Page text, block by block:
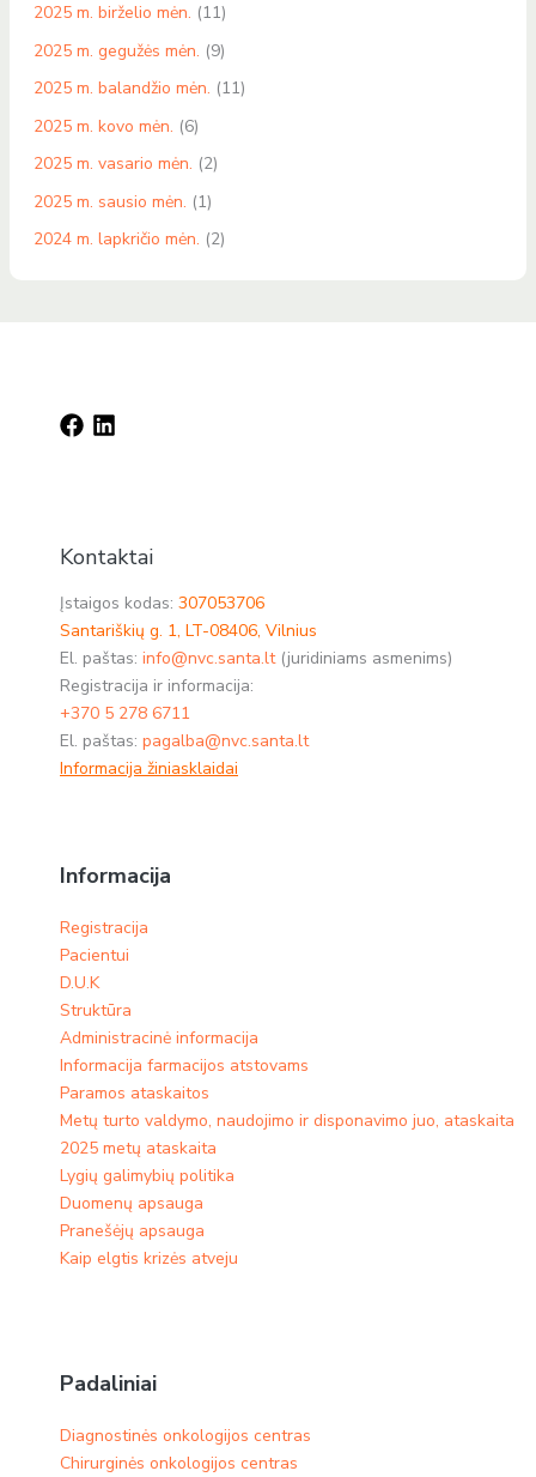
2025 m. birželio mėn. (11)
2025 m. gegužės mėn. (9)
2025 m. balandžio mėn. (11)
2025 m. kovo mėn. (6)
2025 m. vasario mėn. (2)
2025 m. sausio mėn. (1)
2024 m. lapkričio mėn. (2)
Kontaktai
Įstaigos kodas: 307053706
Santariškių g. 1, LT-08406, Vilnius
El. paštas: info@nvc.santa.lt(juridiniams asmenims)
Registracija ir informacija:
+370 5 278 6711
El. paštas: pagalba@nvc.santa.lt
Informacija žiniasklaidai
Informacija
Registracija
Pacientui
D.U.K
Struktūra
Administracinė informacija
Informacija farmacijos atstovams
Paramos ataskaitos
Metų turto valdymo, naudojimo ir disponavimo juo, ataskaita
2025 metų ataskaita
Lygių galimybių politika
Duomenų apsauga
Pranešėjų apsauga
Kaip elgtis krizės atveju
Padaliniai
Diagnostinės onkologijos centras
Chirurginės onkologijos centras